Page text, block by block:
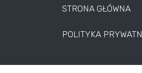
STRONA GŁÓWNA
POLITYKA